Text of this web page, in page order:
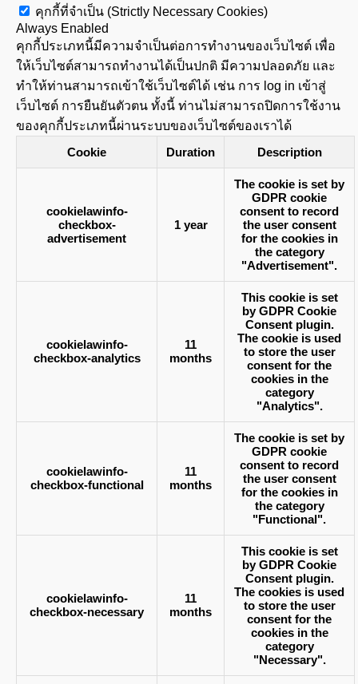
คุกกี้ที่จำเป็น (Strictly Necessary Cookies)
Always Enabled
คุกกี้ประเภทนี้มีความจำเป็นต่อการทำงานของเว็บไซต์ เพื่อ
ให้เว็บไซต์สามารถทำงานได้เป็นปกติ มีความปลอดภัย และ
ทำให้ท่านสามารถเข้าใช้เว็บไซต์ได้ เช่น การ log in เข้าสู่
เว็บไซต์ การยืนยันตัวตน ทั้งนี้ ท่านไม่สามารถปิดการใช้งาน
ของคุกกี้ประเภทนี้ผ่านระบบของเว็บไซต์ของเราได้
Cookie
Duration Description
cookielawinfo-
checkbox-
advertisement
1 year
The cookie is set by
GDPR cookie
consent to record
the user consent
for the cookies in
the category
"Advertisement".
cookielawinfo-
checkbox-analytics
11
months
This cookie is set
by GDPR Cookie
Consent plugin.
The cookie is used
to store the user
consent for the
cookies in the
category
"Analytics".
cookielawinfo-
checkbox-functional
11
months
The cookie is set by
GDPR cookie
consent to record
the user consent
for the cookies in
the category
"Functional".
cookielawinfo-
checkbox-necessary
11
months
This cookie is set
by GDPR Cookie
Consent plugin.
The cookies is used
to store the user
consent for the
cookies in the
category
"Necessary".